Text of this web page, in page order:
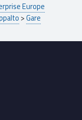
Europe
>Gare